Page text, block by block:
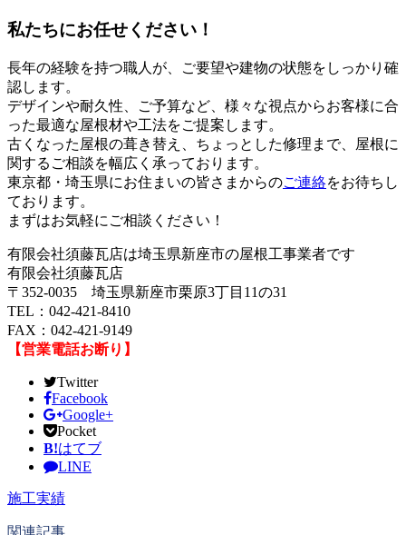
私たちにお任せください！
長年の経験を持つ職人が、ご要望や建物の状態をしっかり確
認します。
デザインや耐久性、ご予算など、様々な視点からお客様に合
った最適な屋根材や工法をご提案します。
古くなった屋根の葺き替え、ちょっとした修理まで、屋根に
関するご相談を幅広く承っております。
東京都・埼玉県にお住まいの皆さまからのご連絡をお待ちし
ております。
まずはお気軽にご相談ください！
有限会社須藤瓦店は埼玉県新座市の屋根工事業者です
有限会社須藤瓦店
〒352-0035 埼玉県新座市栗原3丁目11の31
TEL：042-421-8410
FAX：042-421-9149
【営業電話お断り】
Twitter
Facebook
Google+
Pocket
B!はてブ
LINE
施工実績
関連記事